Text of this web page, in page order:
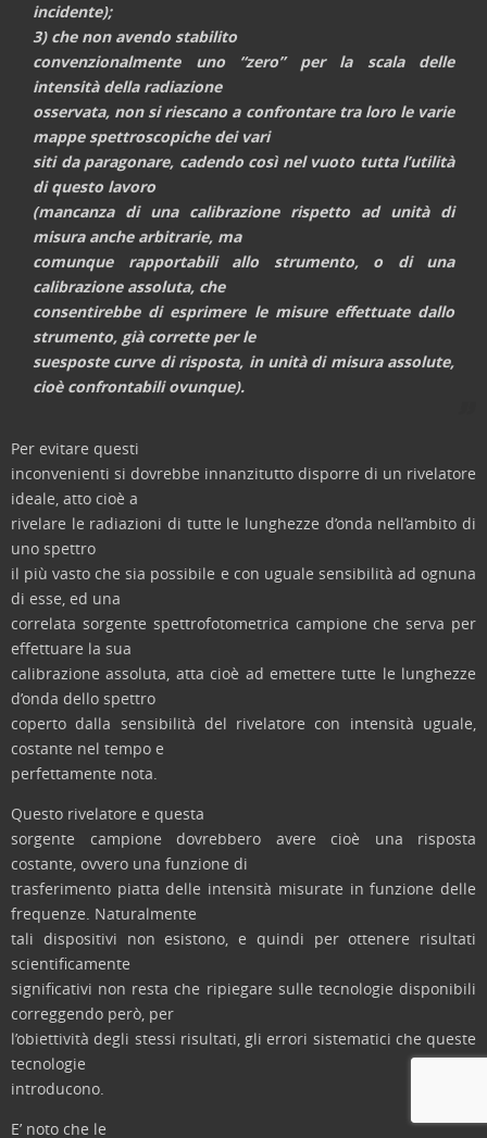
incidente);
3) che non avendo stabilito
convenzionalmente uno “zero” per la scala delle
intensità della radiazione
osservata, non si riescano a confrontare tra loro le varie
mappe spettroscopiche dei vari
siti da paragonare, cadendo così nel vuoto tutta l’utilità
di questo lavoro
(mancanza di una calibrazionerispetto ad unità di
misura anche arbitrarie, ma
comunque rapportabili allo strumento, o di una
calibrazione assoluta, che
consentirebbe di esprimere le misure effettuate dallo
strumento, già corrette per le
suesposte curve di risposta, in unità di misura assolute,
cioè confrontabili ovunque).
Per evitare questi
inconvenienti si dovrebbe innanzitutto disporre di un rivelatore
ideale, atto cioè a
rivelare le radiazioni di tutte le lunghezze d’onda nell’ambito di
uno spettro
il più vasto che sia possibile e con uguale sensibilità ad ognuna
di esse, ed una
correlata sorgente spettrofotometrica campione che serva per
effettuare la sua
calibrazione assoluta, atta cioè ad emettere tutte le lunghezze
d’onda dello spettro
coperto dalla sensibilità del rivelatore con intensità uguale,
costante nel tempo e
perfettamente nota.
Questo rivelatore e questa
sorgente campione dovrebbero avere cioè una risposta
costante, ovvero una funzione di
trasferimento piatta delle intensità misurate in funzione delle
frequenze. Naturalmente
tali dispositivi non esistono, e quindi per ottenere risultati
scientificamente
significativi non resta che ripiegare sulle tecnologie disponibili
correggendo però, per
l’obiettività degli stessi risultati, gli errori sistematici che queste
tecnologie
introducono.
E’ noto che le